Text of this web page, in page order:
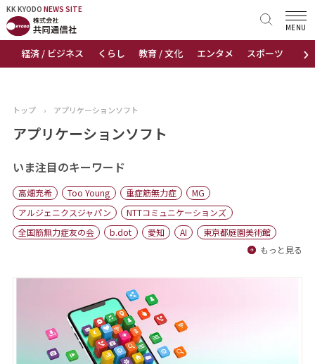
KK KYODO NEWS SITE
›
経済 / ビジネス くらし 教育 / 文化 エンタメ スポーツ 地域
MENU
KK KYODONEWS SITE
トップページ
ニュース
おすすめコンテンツ
出版物
会社概要
トップ › アプリケーションソフト
アプリケーションソフト
いま注目のキーワード
高畑充希 Too Young 重症筋無力症
MG
アルジェニクスジャパン
NTTコミュニケーションズ
全国筋無力症友の会
b.dot 愛知 AI
東京都庭園美術館
もっと見る